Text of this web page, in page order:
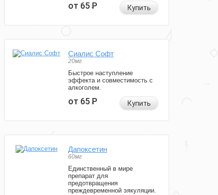
от 65Р Купить
Сиалис Софт
20мг
Быстрое наступление
эффекта и совместимость с
алкоголем.
от 65Р Купить
Дапоксетин
60мг
Единственный в мире
препарат для
предотвращения
преждевременной эякуляции.